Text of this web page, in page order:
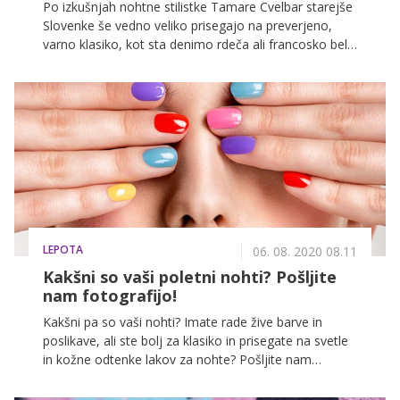
zaletav, predvsem zato, da ne bom na koncu iz
obdobja »začaranja« prešel v obdobje »razočaranja«.
Opazil sem, da sama ni želela veliko govoriti o svojem
nehote kaj povedala o njem. Tako sem jo npr.
vprašal, kakšen je pomen določenih tatujev, ki jih ima
na telesu. O enem mi je povedala, da je bila na
službeni poti v tujini za kakšne 3 ali 4 tedne, kjer je
nekoga spoznala in se prepustila avanturi. Ko se je
vrnila nazaj v Slovenijo, si je dala vtetovirati tatu kot
spomin na to osebo.
Po izkušnjah nohtne stilistke Tamare Cvelbar starejše
Slovenke še vedno veliko prisegajo na preverjeno,
varno klasiko, kot sta denimo rdeča ali francosko bela
posegajo po bolj živih, tudi neonskih barvah. Črna je
že dolgo nova decembrsko rdeča, barve letošnje
jeseni pa so naravne, s klasično modro v ospredju.
LEPOTA 06. 08. 2020 08.11
Kakšni so vaši poletni nohti? Pošljite
nam fotografijo!
Kakšni pa so vaši nohti? Imate rade žive barve in
poslikave, ali ste bolj za klasiko in prisegate na svetle
in kožne odtenke lakov za nohte? Pošljite nam